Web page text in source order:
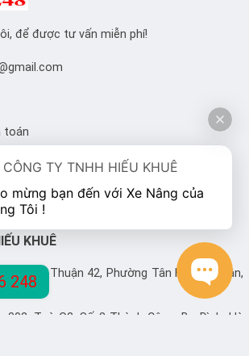
để được tư vấn miễn phí!
toán
thông tin
KHUÊ
Hưng Thuận 42, Phường Tân Hưng Thuận,
302, Toà G2, Số 3 Thành Công, Ba Đình, Hà
248
CÔNG TY TNHH HIẾU KHUÊ
mừng bạn đến với Xe Nâng của
Tôi !